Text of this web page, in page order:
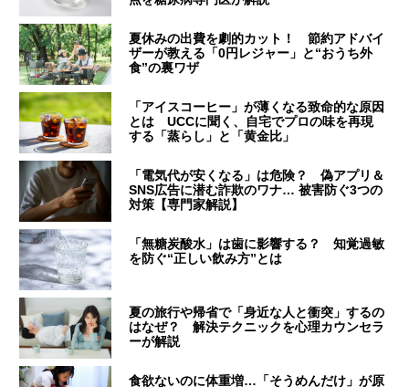
夏休みの出費を劇的カット！ 節約アドバイ
ザーが教える「0円レジャー」と“おうち外
食”の裏ワザ
「アイスコーヒー」が薄くなる致命的な原因
とは UCCに聞く、自宅でプロの味を再現
する「蒸らし」と「黄金比」
「電気代が安くなる」は危険？ 偽アプリ＆
SNS広告に潜む詐欺のワナ… 被害防ぐ3つの
対策【専門家解説】
「無糖炭酸水」は歯に影響する？ 知覚過敏
を防ぐ“正しい飲み方”とは
夏の旅行や帰省で「身近な人と衝突」するの
はなぜ？ 解決テクニックを心理カウンセラ
ーが解説
食欲ないのに体重増…「そうめんだけ」が原